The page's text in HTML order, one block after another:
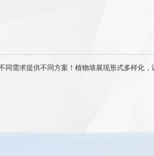
需求提供不同方案！植物墙展现形式多样化，